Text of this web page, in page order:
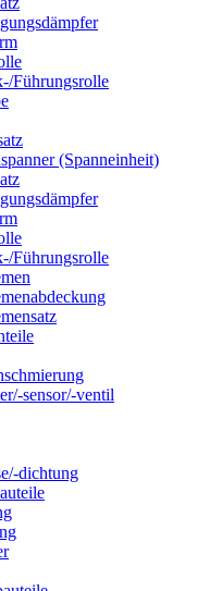
Führungsrolle
(Spanneinheit)
Führungsrolle
sensor/-ventil
dichtung